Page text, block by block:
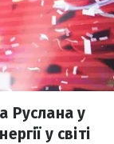
Руслана у
у світі